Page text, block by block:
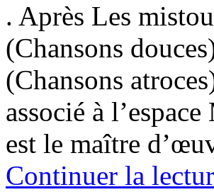
. Après Les
(Chansons
(Chansons
associé à
est le maître
Continuer la